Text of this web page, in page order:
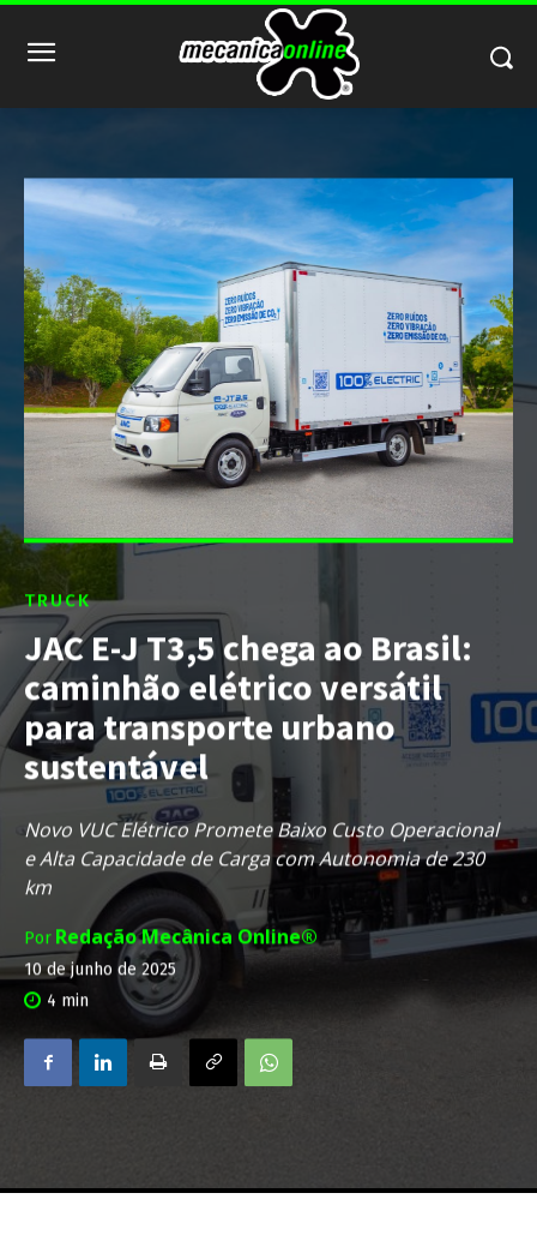
TRUCK
JAC E-J T3,5 chega ao Brasil:
caminhão elétrico versátil
para transporte urbano
sustentável
Novo VUC Elétrico Promete Baixo Custo Operacional
e Alta Capacidade de Carga com Autonomia de 230
km
Por Redação Mecânica Online®
10 de junho de 2025
4 min